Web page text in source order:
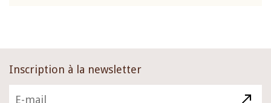
Inscription à la newsletter